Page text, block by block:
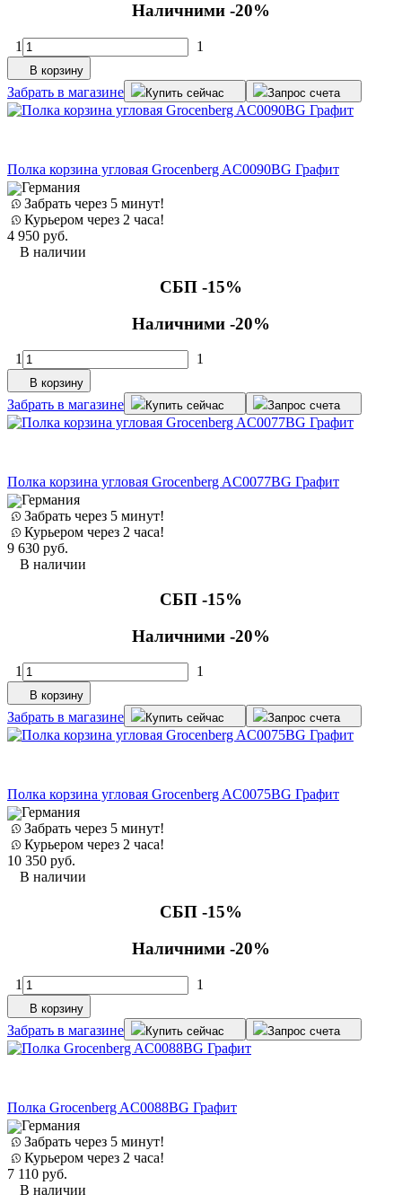
Наличними -20%
1 1
В корзину
Забрать в магазине Купить сейчас Запрос счета
Полка корзина угловая Grocenberg AC0090BG Графит
Германия
Забрать через 5 минут!
Курьером через 2 часа!
4 950 руб.
В наличии
СБП -15%
Наличними -20%
1 1
В корзину
Забрать в магазине Купить сейчас Запрос счета
Полка корзина угловая Grocenberg AC0077BG Графит
Германия
Забрать через 5 минут!
Курьером через 2 часа!
9 630 руб.
В наличии
СБП -15%
Наличними -20%
1 1
В корзину
Забрать в магазине Купить сейчас Запрос счета
Полка корзина угловая Grocenberg AC0075BG Графит
Германия
Забрать через 5 минут!
Курьером через 2 часа!
10 350 руб.
В наличии
СБП -15%
Наличними -20%
1 1
В корзину
Забрать в магазине Купить сейчас Запрос счета
Полка Grocenberg AC0088BG Графит
Германия
Забрать через 5 минут!
Курьером через 2 часа!
7 110 руб.
В наличии